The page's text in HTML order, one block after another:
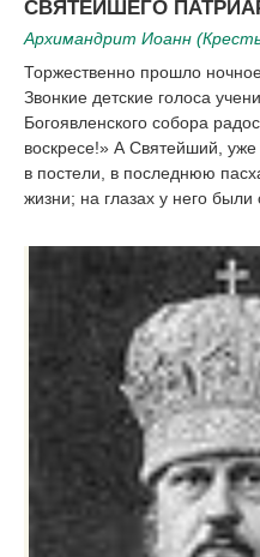
СВЯТЕЙШЕГО
Архимандрит Иоанн
Торжественно прошло
Звонкие детские голоса
Богоявленского собора
воскресе!» А Святейший,
в постели, в последнюю
жизни; на глазах у него были